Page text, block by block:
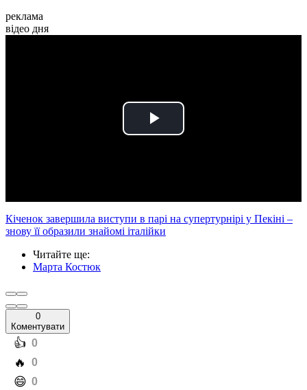
реклама
відео дня
Play
Кіченок завершила виступи в парі на супертурнірі у Пекіні –
знову її образили знайомі італійки
Читайте ще:
Марта Костюк
0
Коментувати
️👍 0
️🔥 0
️😄 0